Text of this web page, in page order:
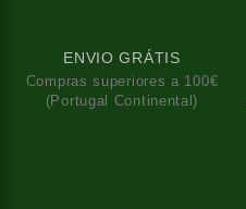
ENVIO GRÁTIS
Compras superiores a 100€
(Portugal Continental)